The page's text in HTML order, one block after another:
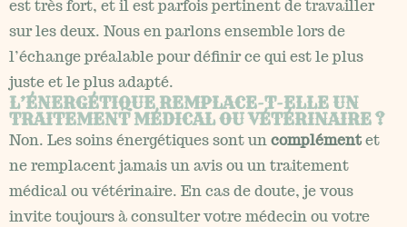
est très fort, et il est parfois pertinent de travailler
sur les deux. Nous en parlons ensemble lors de
l’échange préalable pour définir ce qui est le plus
juste et le plus adapté.
L’ÉNERGÉTIQUE REMPLACE-T-ELLE UN
TRAITEMENT MÉDICAL OU VÉTÉRINAIRE ?
Non. Les soins énergétiques sont uncomplémentet
ne remplacent jamais un avis ou un traitement
médical ou vétérinaire. En cas de doute, je vous
invite toujours à consulter votre médecin ou votre